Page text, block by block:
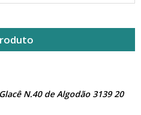
N.40 de Algodão 3139 20